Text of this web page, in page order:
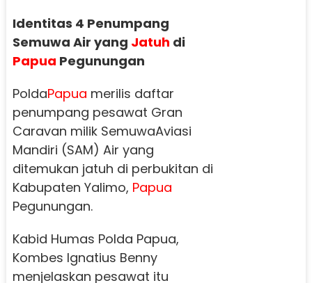
Identitas 4 Penumpang
Semuwa Air yang Jatuh di
Papua Pegunungan
PoldaPapua merilis daftar
penumpang pesawat Gran
Caravan milik SemuwaAviasi
Mandiri (SAM) Air yang
ditemukan jatuh di perbukitan di
Kabupaten Yalimo, Papua
Pegunungan.
Kabid Humas Polda Papua,
Kombes Ignatius Benny
menjelaskan pesawat itu